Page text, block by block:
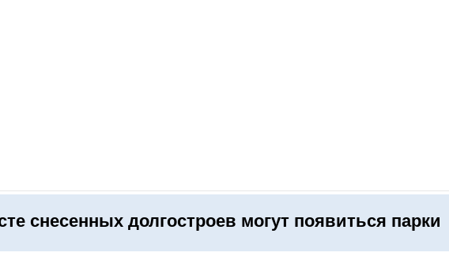
снесенных долгостроев могут появиться парки